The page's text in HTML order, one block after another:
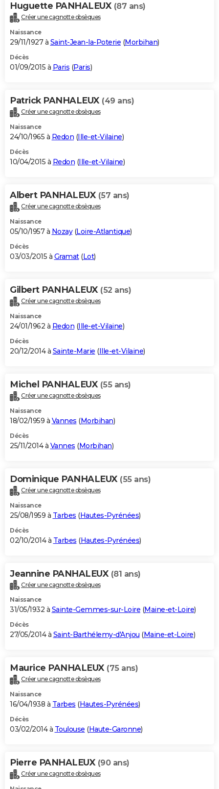
Huguette PANHALEUX (87 ans)
Créer une cagnotte obsèques
Naissance
29/11/1927 à Saint-Jean-la-Poterie (Morbihan)
Décès
01/09/2015 à Paris (Paris)
Patrick PANHALEUX (49 ans)
Créer une cagnotte obsèques
Naissance
24/10/1965 à Redon (Ille-et-Vilaine)
Décès
10/04/2015 à Redon (Ille-et-Vilaine)
Albert PANHALEUX (57 ans)
Créer une cagnotte obsèques
Naissance
05/10/1957 à Nozay(Loire-Atlantique)
Décès
03/03/2015 à Gramat(Lot)
Gilbert PANHALEUX (52 ans)
Créer une cagnotte obsèques
Naissance
24/01/1962 à Redon (Ille-et-Vilaine)
Décès
20/12/2014 à Sainte-Marie (Ille-et-Vilaine)
Michel PANHALEUX (55 ans)
Créer une cagnotte obsèques
Naissance
18/02/1959 à Vannes (Morbihan)
Décès
25/11/2014 à Vannes (Morbihan)
Dominique PANHALEUX (55 ans)
Créer une cagnotte obsèques
Naissance
25/08/1959 à Tarbes (Hautes-Pyrénées)
Décès
02/10/2014 à Tarbes (Hautes-Pyrénées)
Jeannine PANHALEUX (81 ans)
Créer une cagnotte obsèques
Naissance
31/05/1932 à Sainte-Gemmes-sur-Loire (Maine-et-Loire)
Décès
27/05/2014 à Saint-Barthélemy-d'Anjou (Maine-et-Loire)
Maurice PANHALEUX (75 ans)
Créer une cagnotte obsèques
Naissance
16/04/1938 à Tarbes (Hautes-Pyrénées)
Décès
03/02/2014 à Toulouse (Haute-Garonne)
Pierre PANHALEUX (90 ans)
Créer une cagnotte obsèques